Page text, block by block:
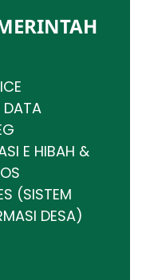
DATA
E HIBAH &
(SISTEM
DESA)